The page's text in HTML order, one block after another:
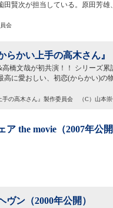
田賢次が担当している。原田芳
会
らかい上手の高木さん』
高橋文哉が初共演！！ シリーズ
高に愛おしい、初恋(からかい)
手の高木さん』製作委員会 （C）山本
ア the movie（2007年公
ヴン（2000年公開）